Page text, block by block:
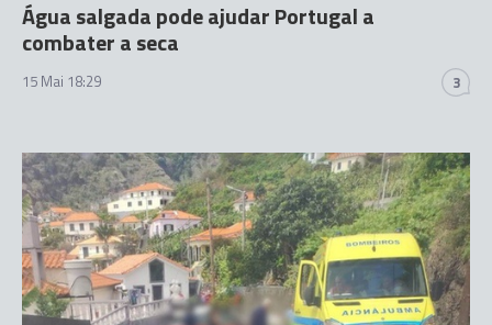
Água salgada pode ajudar Portugal a
combater a seca
15 Mai 18:29 3